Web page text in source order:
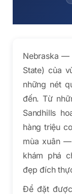
Nebraska —
State) của
những nét
đến. Từ
Sandhills
hàng triệu
mùa xuân
khám phá
đẹp đích
Để đặt